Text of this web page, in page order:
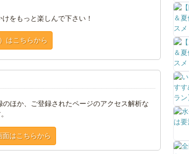
をもっと楽しんで下さい！
はこちらから
ほか、ご登録されたページのアクセス解析な
面はこちらから